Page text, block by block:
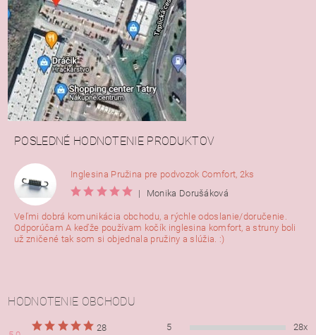
POSLEDNÉ HODNOTENIE PRODUKTOV
Inglesina Pružina pre podvozok Comfort, 2ks
|
Monika Dorušáková
Veľmi dobrá komunikácia obchodu, a rýchle odoslanie/doručenie.
Odporúčam A keďže používam kočík inglesina komfort, a struny boli
už zničené tak som si objednala pružiny a slúžia. :)
HODNOTENIE OBCHODU
28 5 28x